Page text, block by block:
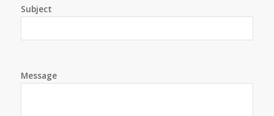
Subject
Message